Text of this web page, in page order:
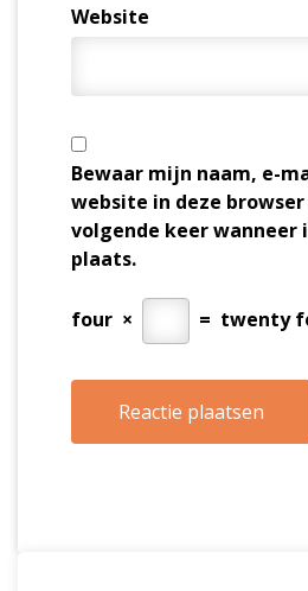
Website
Bewaar mijn naam, e-
website in deze browser
volgende keer wanneer
plaats.
four × = twenty